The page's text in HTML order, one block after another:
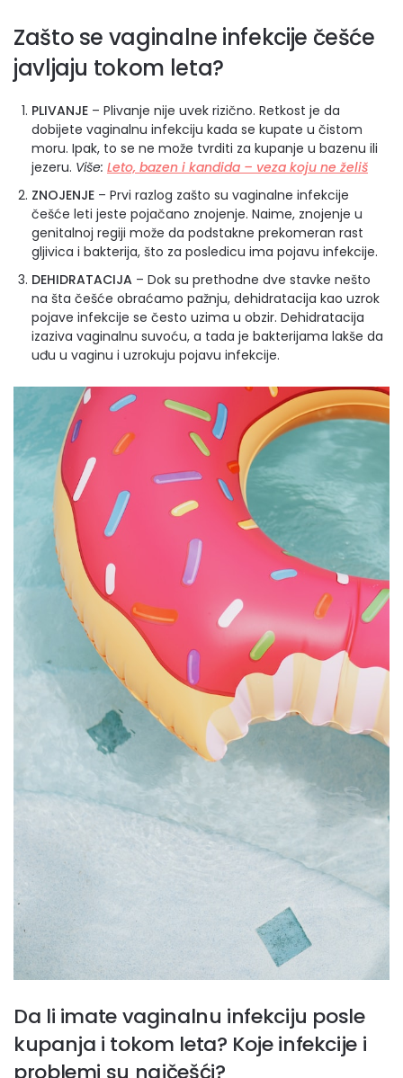
Zašto se vaginalne infekcije češće
javljaju tokom leta?
PLIVANJE – Plivanje nije uvek rizično. Retkost je da
dobijete vaginalnu infekciju kada se kupate u čistom
moru. Ipak, to se ne može tvrditi za kupanje u bazenu ili
jezeru. Više: Leto, bazen i kandida – veza koju ne želiš
ZNOJENJE – Prvi razlog zašto su vaginalne infekcije
češće leti jeste pojačano znojenje. Naime, znojenje u
genitalnoj regiji može da podstakne prekomeran rast
gljivica i bakterija, što za posledicu ima pojavu infekcije.
DEHIDRATACIJA – Dok su prethodne dve stavke nešto
na šta češće obraćamo pažnju, dehidratacija kao uzrok
pojave infekcije se često uzima u obzir. Dehidratacija
izaziva vaginalnu suvoću, a tada je bakterijama lakše da
uđu u vaginu i uzrokuju pojavu infekcije.
Da li imate vaginalnu infekciju posle
kupanja i tokom leta? Koje infekcije i
problemi su najčešći?